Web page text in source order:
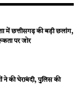
में छत्तीसगढ़ की बड़ी छलांग,
पर जोर
ने की घेराबंदी, पुलिस की